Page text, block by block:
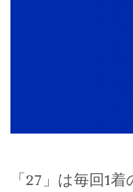
「27」は毎回1